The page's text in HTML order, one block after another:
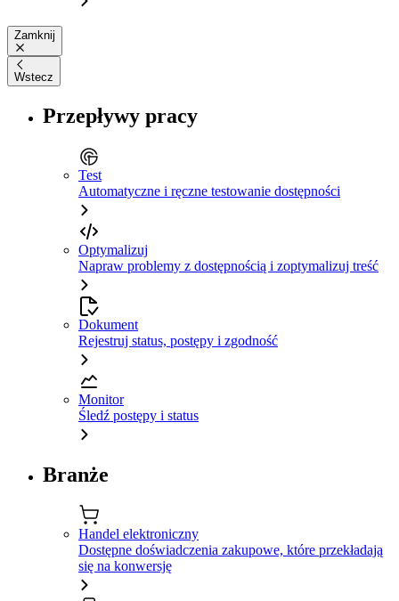
Zamknij
Wstecz
Przepływy pracy
Test
Automatyczne i ręczne testowanie dostępności
Optymalizuj
Napraw problemy z dostępnością i zoptymalizuj treść
Dokument
Rejestruj status, postępy i zgodność
Monitor
Śledź postępy i status
Branże
Handel elektroniczny
Dostępne doświadczenia zakupowe, które przekładają
się na konwersję